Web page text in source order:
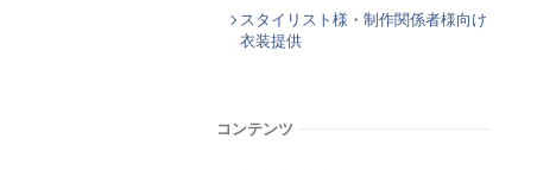
スタイリスト様・制作関係者様向け
衣装提供
コンテンツ